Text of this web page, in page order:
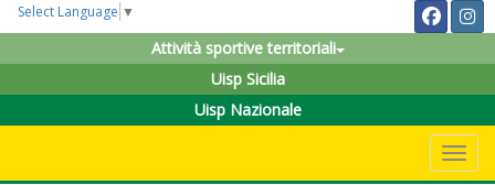
Select Language ▼
Attività sportive territoriali
Uisp Sicilia
Uisp Nazionale